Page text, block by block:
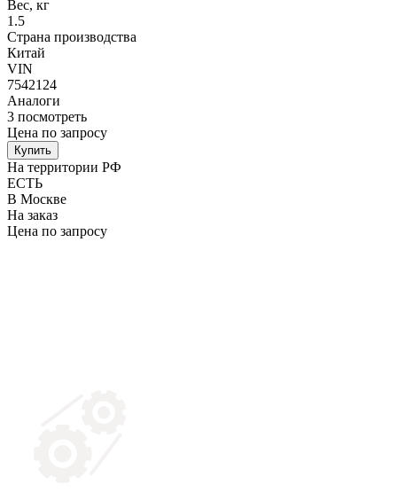
Вес, кг
1.5
Страна производства
Китай
VIN
7542124
Аналоги
3 посмотреть
Цена по запросу
Купить
На территории РФ
ЕСТЬ
В Москве
На заказ
Цена по запросу